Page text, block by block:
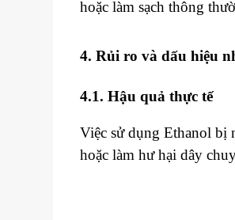
hoặc làm sạch thông
4. Rủi ro và dấu hiệu
4.1. Hậu quả thực tế
Việc sử dụng Ethanol bị
hoặc làm hư hại dây